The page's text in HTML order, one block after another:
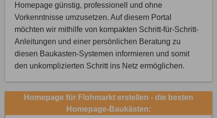
Homepage günstig, professionell und ohne
Vorkenntnisse umzusetzen. Auf diesem Portal
möchten wir mithilfe von kompakten Schritt-für-Schritt-
Anleitungen und einer persönlichen Beratung zu
diesen Baukasten-Systemen informieren und somit
den unkomplizierten Schritt ins Netz ermöglichen.
Homepage für Flohmarkt erstellen - die besten
Homepage-Baukästen: